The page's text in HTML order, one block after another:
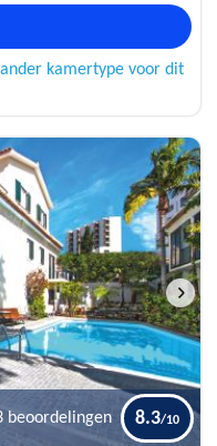
kamertype voor dit
beoordelingen 8.3